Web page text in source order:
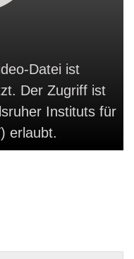
Datei ist
Der Zugriff ist
Instituts für
erlaubt.